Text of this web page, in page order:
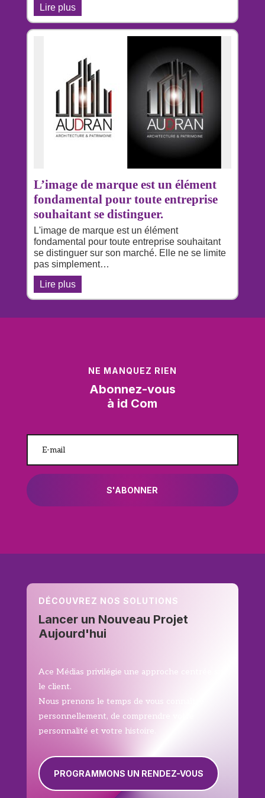
Lire plus
L’image de marque est un élément
fondamental pour toute entreprise
souhaitant se distinguer.
L'image de marque est un élément
fondamental pour toute entreprise souhaitant
se distinguer sur son marché. Elle ne se limite
pas simplement…
Lire plus
NE MANQUEZ RIEN
Abonnez-vous
à id Com
S'ABONNER
DÉCOUVREZ NOS SOLUTIONS
Lancer un Nouveau Projet
Aujourd'hui
Ace Médias privilégie une approche centrée sur
le client.
Nous prenons le temps de vous connaître
personnellement, de comprendre votre
personnalité et votre histoire.
PROGRAMMONS UN RENDEZ-VOUS